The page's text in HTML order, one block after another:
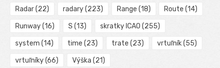
Radar(22) radary(223) Range (18) Route (14)
Runway(16) S (13) skratky ICAO (255)
system (14) time (23) trate (23) vrtuľník(55)
vrtuľníky(66) Výška (21)